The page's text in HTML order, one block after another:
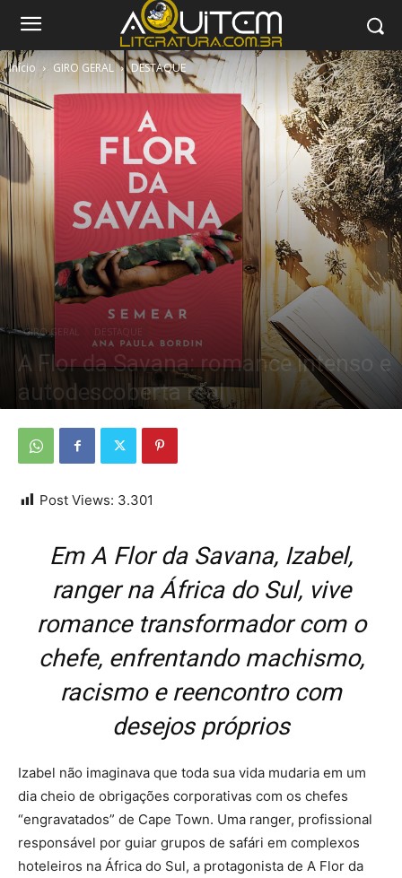
Início GIRO GERAL DESTAQUE
GIRO GERAL
A Flor da Savana: romance intenso e
autodescoberta real
Post Views: 3.301
Em A Flor da Savana, Izabel,
ranger na África do Sul, vive
romance transformador com o
chefe, enfrentando machismo,
racismo e reencontro com
desejos próprios
Izabel não imaginava que toda sua vida mudaria em um
dia cheio de obrigações corporativas com os chefes
“engravatados” de Cape Town. Uma ranger, profissional
responsável por guiar grupos de safári em complexos
hoteleiros na África do Sul, a protagonista de A Flor da